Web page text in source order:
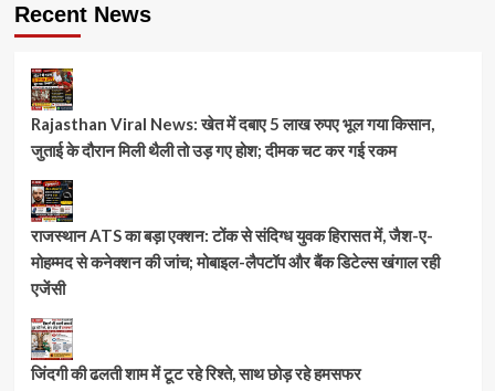
Recent News
Rajasthan Viral News: खेत में दबाए 5 लाख रुपए भूल गया किसान,
जुताई के दौरान मिली थैली तो उड़ गए होश; दीमक चट कर गई रकम
राजस्थान ATS का बड़ा एक्शन: टोंक से संदिग्ध युवक हिरासत में, जैश-ए-
मोहम्मद से कनेक्शन की जांच; मोबाइल-लैपटॉप और बैंक डिटेल्स खंगाल रही
एजेंसी
जिंदगी की ढलती शाम में टूट रहे रिश्ते, साथ छोड़ रहे हमसफर